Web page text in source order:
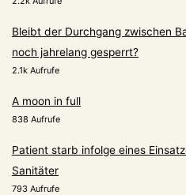
Bleibt der Durchgang zwischen
noch jahrelang gesperrt?
2.1k Aufrufe
A moon in full
838 Aufrufe
Patient starb infolge eines
Sanitäter
793 Aufrufe